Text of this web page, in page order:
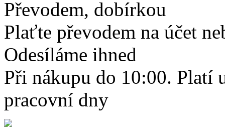
Převodem, dobírkou
Plaťte převodem na účet
Odesíláme ihned
Při nákupu do 10:00. Platí
pracovní dny